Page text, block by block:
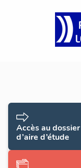
Accès au dossier
d’aire d’étude